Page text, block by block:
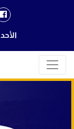
الأحد